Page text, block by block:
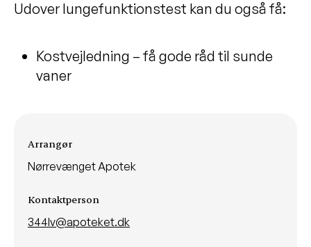
Udover lungefunktionstest kan du også få:
Kostvejledning – få gode råd til sunde
vaner
Arrangementsinformationer
Arrangør
Nørrevænget Apotek
Kontaktperson
344lv@apoteket.dk